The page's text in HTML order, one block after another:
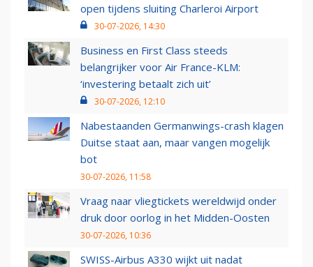
open tijdens sluiting Charleroi Airport
30-07-2026, 14:30
Business en First Class steeds
belangrijker voor Air France-KLM:
‘investering betaalt zich uit’
30-07-2026, 12:10
Nabestaanden Germanwings-crash klagen
Duitse staat aan, maar vangen mogelijk
bot
30-07-2026, 11:58
Vraag naar vliegtickets wereldwijd onder
druk door oorlog in het Midden-Oosten
30-07-2026, 10:36
SWISS-Airbus A330 wijkt uit nadat